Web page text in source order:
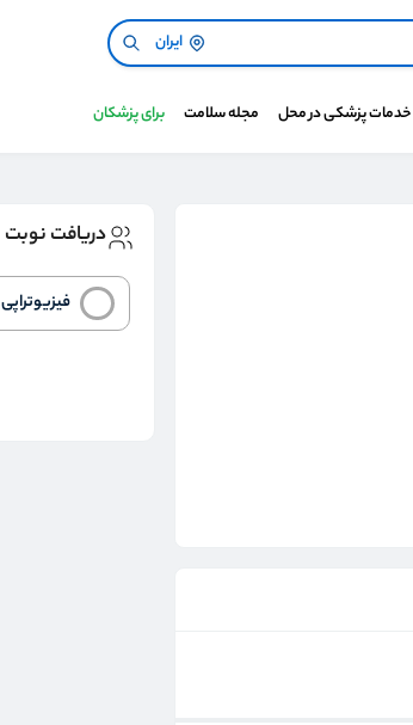
ایران
خدمات پزشکی در محل مجله سلامت برای پزشکان
دریافت نوبت
فیزیوتراپی